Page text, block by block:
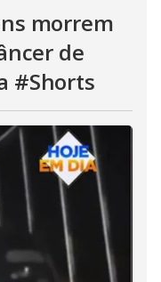
morrem
de
#Shorts